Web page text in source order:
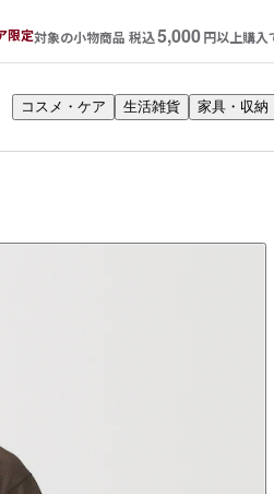
限定対象の小物商品 税込5,000円以上購入
コスメ・ケア 生活雑貨 家具・収納